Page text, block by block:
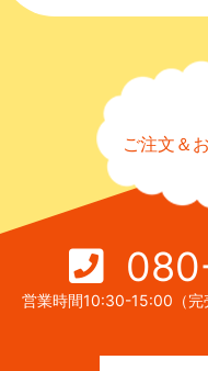
ご注文＆
営業時間10:30-15:00（完